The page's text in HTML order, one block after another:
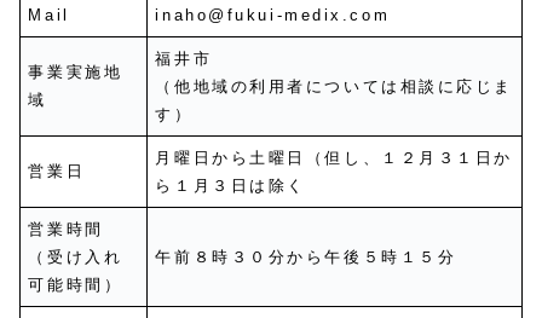
Mail inaho@fukui-medix.com
事業実施地
域
福井市
（他地域の利用者については相談に応じま
す）
営業日
月曜日から土曜日（但し、１２月３１日か
ら１月３日は除く
営業時間
（受け入れ
可能時間）
午前８時３０分から午後５時１５分